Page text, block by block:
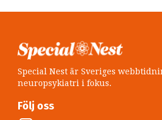
Special Nest är Sveriges
neuropsykiatri i fokus.
Följ oss